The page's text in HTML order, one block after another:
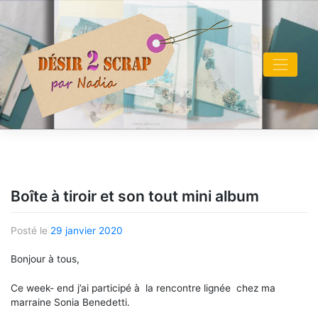
content
Boîte à tiroir et son tout mini album
Posté le 29 janvier 2020
Bonjour à tous,
Ce week- end j’ai participé à la rencontre lignée chez ma
marraine Sonia Benedetti.